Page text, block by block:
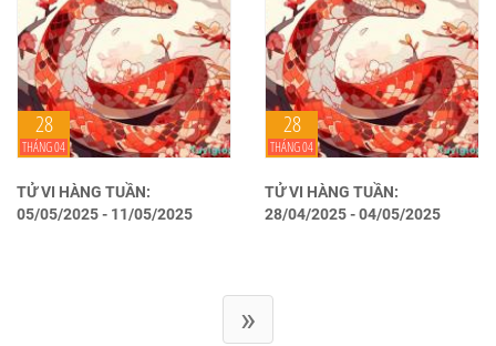
28
THÁNG 04
TỬ VI HÀNG TUẦN:
05/05/2025 - 11/05/2025
28
THÁNG 04
TỬ VI HÀNG TUẦN:
28/04/2025 - 04/05/2025
»